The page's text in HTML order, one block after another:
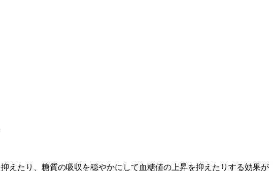
えたり、糖質の吸収を穏やかにして血糖値の上昇を抑えたりする効果が